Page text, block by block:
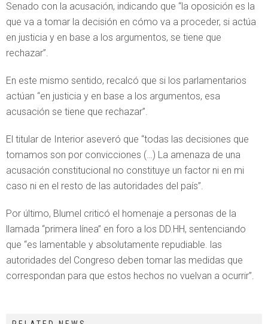
Senado con la acusación, indicando que “la oposición es la
que va a tomar la decisión en cómo va a proceder, si actúa
en justicia y en base a los argumentos, se tiene que
rechazar”.
En este mismo sentido, recalcó que si los parlamentarios
actúan “en justicia y en base a los argumentos, esa
acusación se tiene que rechazar”.
El titular de Interior aseveró que “todas las decisiones que
tomamos son por convicciones (…) La amenaza de una
acusación constitucional no constituye un factor ni en mi
caso ni en el resto de las autoridades del país”.
Por último, Blumel criticó el homenaje a personas de la
llamada “primera línea” en foro a los DD.HH, sentenciando
que “es lamentable y absolutamente repudiable. las
autoridades del Congreso deben tomar las medidas que
correspondan para que estos hechos no vuelvan a ocurrir”.